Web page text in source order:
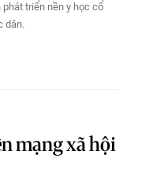
triển nền y học cổ
dân.
mạng xã hội